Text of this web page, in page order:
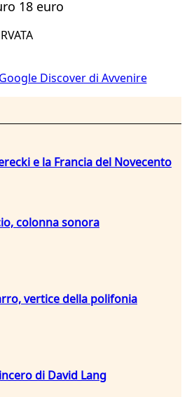
18 euro
Discover di Avvenire
e la Francia del Novecento
colonna sonora
vertice della polifonia
di David Lang